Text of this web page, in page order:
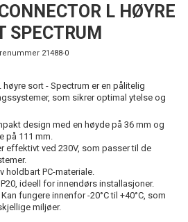
L HØYRE
SPECTRUM
21488-0
sort - Spectrum er en pålitelig
som sikrer optimal ytelse og
design med en høyde på 36 mm og
på 111 mm.
effektivt ved 230V, som passer til de
holdbart PC-materiale.
ideell for innendørs installasjoner.
Kan fungere innenfor -20°C til +40°C, som
miljøer.